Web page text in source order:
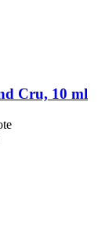
Cru, 10 ml